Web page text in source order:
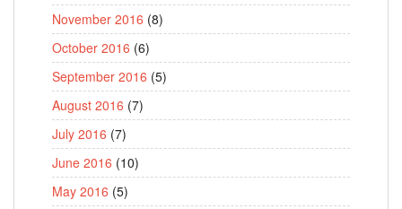
November 2016 (8)
October 2016 (6)
September 2016 (5)
August 2016 (7)
July 2016 (7)
June 2016 (10)
May 2016 (5)